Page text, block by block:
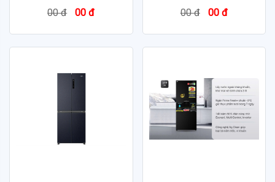
RT47CB66868ASV
00 đ 00 đ
G257SV
00 đ 00 đ